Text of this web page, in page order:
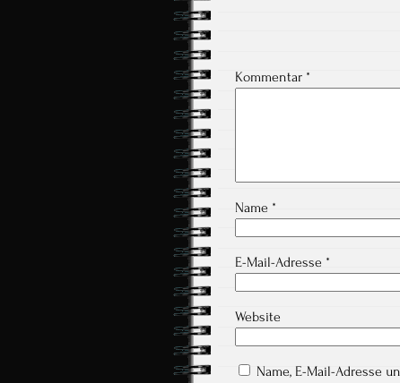
Kommentar *
Name *
E-Mail-Adresse *
Website
Name, E-Mail-Adresse